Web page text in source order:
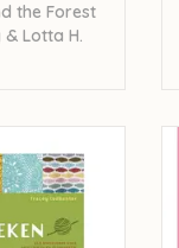
the Forest
Lotta H.
WINKELWAGEN